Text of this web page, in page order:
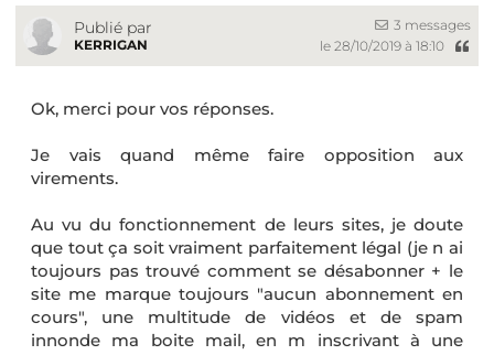
Publié par
KERRIGAN
3 messages
le 28/10/2019 à 18:10
Ok, merci pour vos réponses.
Je vais quand même faire opposition aux
virements.
Au vu du fonctionnement de leurs sites, je doute
que tout ça soit vraiment parfaitement légal (je n ai
toujours pas trouvé comment se désabonner + le
site me marque toujours "aucun abonnement en
cours", une multitude de vidéos et de spam
innonde ma boite mail, en m inscrivant à une